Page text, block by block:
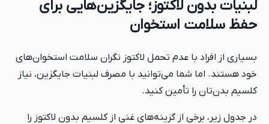
لبنیات بدون لاکتوز؛ جایگزین‌هایی برای
حفظ سلامت استخوان
بسیاری از افراد با عدم تحمل لاکتوز نگران سلامت استخوان‌های
خود هستند. اما شما می‌توانید با مصرف لبنیات جایگزین، نیاز
کلسیم بدن‌تان را تأمین کنید.
در جدول زیر، برخی از گزینه‌های غنی از کلسیم بدون لاکتوز را